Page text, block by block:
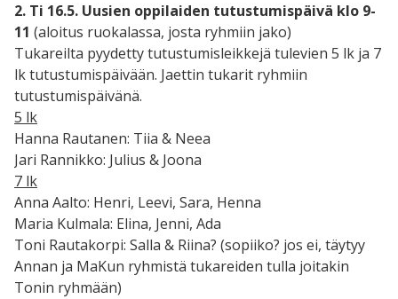
2. Ti 16.5. Uusien oppilaiden tutustumispäivä klo 9-
11 (aloitus ruokalassa, josta ryhmiin jako)
Tukareilta pyydetty tutustumisleikkejä tulevien 5 lk ja 7
lk tutustumispäivään. Jaettin tukarit ryhmiin
tutustumispäivänä.
5 lk
Hanna Rautanen: Tiia & Neea
Jari Rannikko: Julius & Joona
7 lk
Anna Aalto: Henri, Leevi, Sara, Henna
Maria Kulmala: Elina, Jenni, Ada
Toni Rautakorpi: Salla & Riina? (sopiiko? jos ei, täytyy
Annan ja MaKun ryhmistä tukareiden tulla joitakin
Tonin ryhmään)